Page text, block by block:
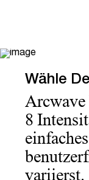
Wähle
8
variierst.